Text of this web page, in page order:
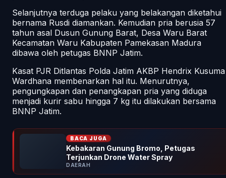
Selanjutnya terduga pelaku yang belakangan diketahui
bernama Rusdi diamankan. Kemudian pria berusia 57
tahun asal Dusun Gunung Barat, Desa Waru Barat
Kecamatan Waru Kabupaten Pamekasan Madura
dibawa oleh petugas BNNP Jatim.
Kasat PJR Ditlantas Polda Jatim AKBP Hendrix Kusuma
Wardhana membenarkan hal itu. Menurutnya,
pengungkapan dan penangkapan pria yang diduga
menjadi kurir sabu hingga 7 kg itu dilakukan bersama
BNNP Jatim.
BACA JUGA
Kebakaran Gunung Bromo, Petugas
Terjunkan Drone Water Spray
DAERAH